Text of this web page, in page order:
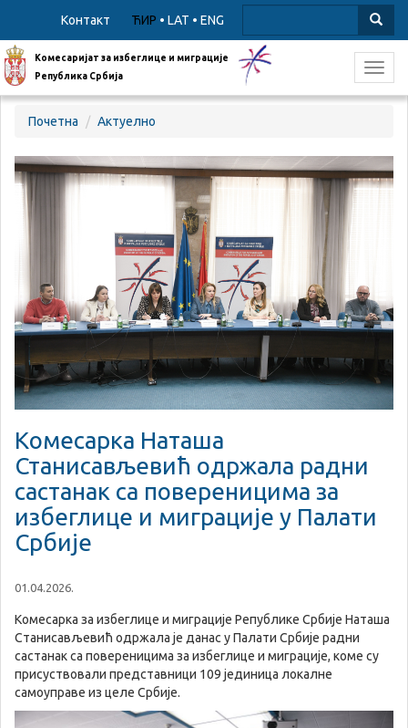
Контакт ЋИР • LAT • ENG
Комесаријат за избеглице и миграције
Република Србија
Почетна Актуелно
Комесарка Наташа
Станисављевић одржала радни
састанак са повереницима за
избеглице и миграције у Палати
Србије
01.04.2026.
Комесарка за избеглице и миграције Републике Србије Наташа
Станисављевић одржала је данас у Палати Србије радни
састанак са повереницима за избеглице и миграције, коме су
присуствовали представници 109 јединица локалне
самоуправе из целе Србије.